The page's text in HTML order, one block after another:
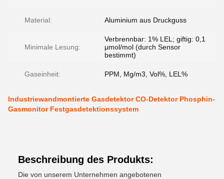
Material: Aluminium aus Druckguss
Minimale Lesung:
Verbrennbar: 1% LEL; giftig: 0,1
μmol/mol (durch Sensor
bestimmt)
Gaseinheit: PPM, Mg/m3, Vol%, LEL%
Industriewandmontierte Gasdetektor CO-Detektor Phosphin-
Gasmonitor Festgasdetektionssystem
Beschreibung des Produkts:
Die von unserem Unternehmen angebotenen